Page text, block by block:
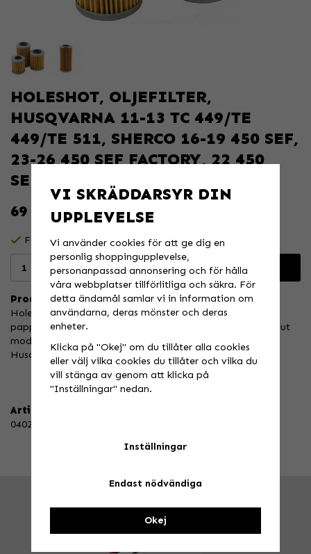
HOLESHOT, OLJEFILTER,
HUSQVARNA 11-13 TC 449/TE
449/TE 511, SHERCO 16-19 450 SEF,
23-26 450 SEF FACTORY, 22 450
SEF-FACTORY, 20-
69 KR
Finns i lager för omgående leverans
Lägg i varukorgen
Produktbeskrivning:
Holeshot Oljefilter är tillverkade av högkvalitativt
pappersmaterial och vid tillverkningen används den absolut
modernaste produktionsteknologin.
Husqvarna 7715456 / Sherco 0116
Artikelnummer:
040297
Valbovägen 385, Valbo
VI SKRÄDDARSYR DIN
UPPLEVELSE
Vi använder cookies för att ge dig en
personlig shoppingupplevelse,
personanpassad annonsering och för hålla
våra webbplatser tillförlitliga och säkra. För
detta ändamål samlar vi in information om
användarna, deras mönster och deras
enheter.
Klicka på "Okej" om du tillåter alla cookies
eller välj vilka cookies du tillåter och vilka du
vill stänga av genom att klicka på
"Inställningar" nedan.
Inställningar
Endast nödvändiga
Okej